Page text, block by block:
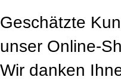
Geschätzte
unser Online-
Wir danken